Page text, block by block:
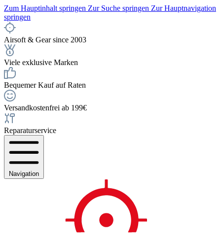
Zum Hauptinhalt springen Zur Suche springen Zur Hauptnavigation
springen
Airsoft & Gear since 2003
Viele exklusive Marken
Bequemer Kauf auf Raten
Versandkostenfrei ab 199€
Reparaturservice
Navigation